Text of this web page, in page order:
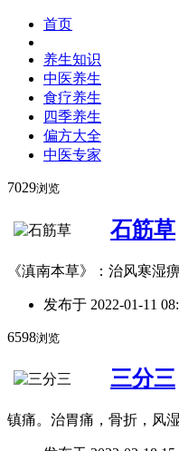
首页
养生知识
中医养生
食疗养生
四季养生
偏方大全
中医专家
7029浏览
石筋草
《滇南本草》：治风寒湿
发布于 2022-01-11
6598浏览
三分三
镇痛。治胃痛，骨折，风